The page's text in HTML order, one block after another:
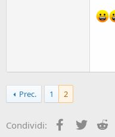
Prec. 1 2
Condividi: Facebook
Twitter